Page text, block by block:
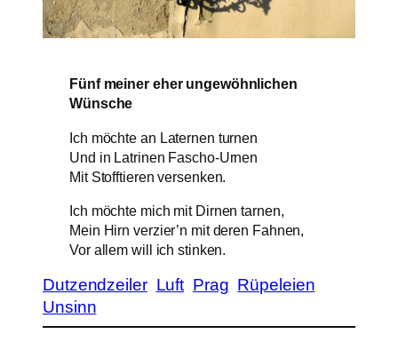
Fünf meiner eher ungewöhnlichen
Wünsche
Ich möchte an Laternen turnen
Und in Latrinen Fascho-Urnen
Mit Stofftieren versenken.
Ich möchte mich mit Dirnen tarnen,
Mein Hirn verzier’n mit deren Fahnen,
Vor allem will ich stinken.
Dutzendzeiler Luft Prag Rüpeleien
Unsinn